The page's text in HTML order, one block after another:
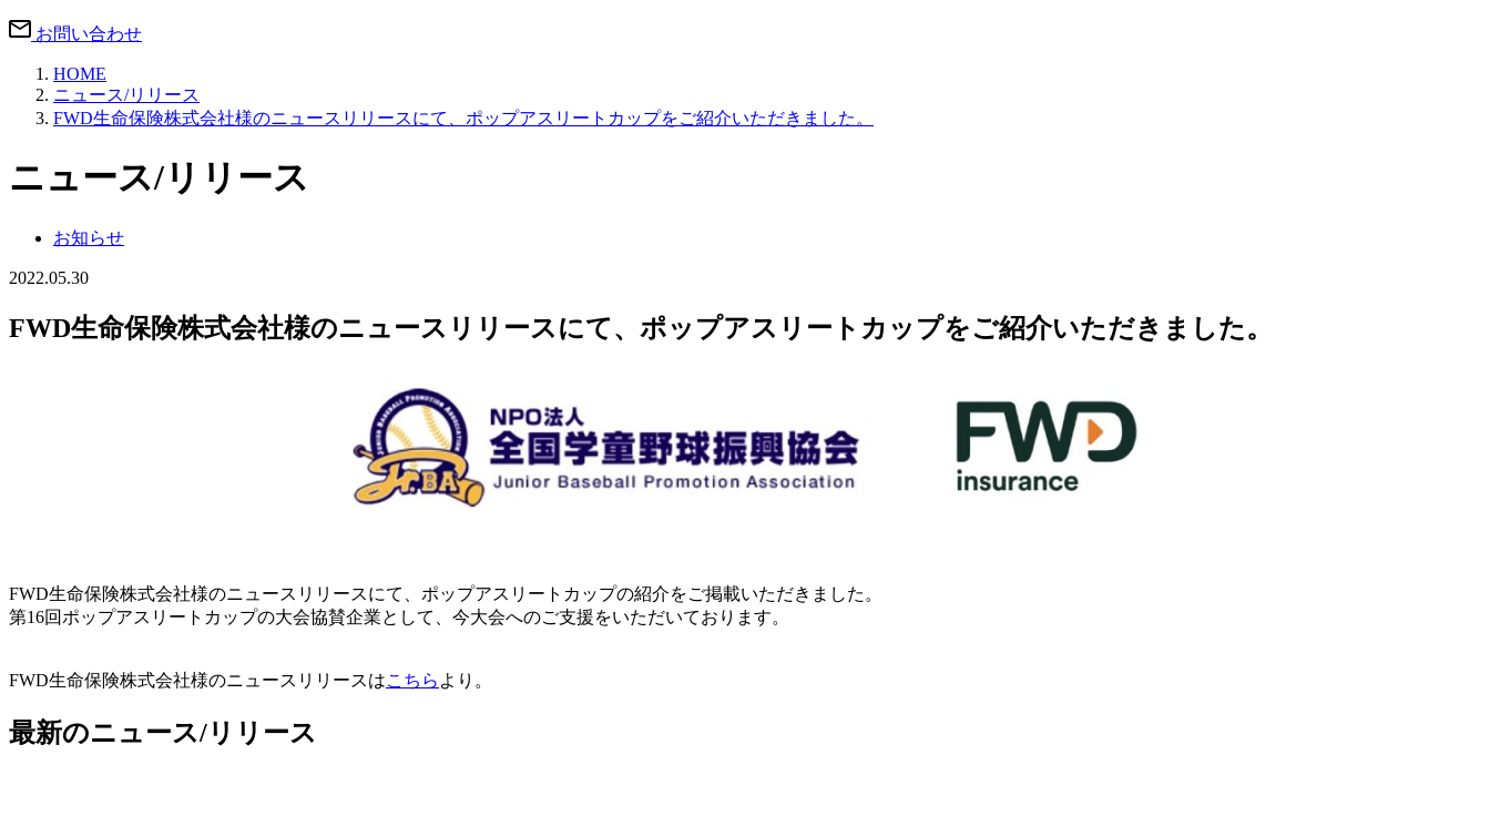
お問い合わせ
HOME
ニュース/リリース
FWD生命保険株式会社様のニュースリリースにて、ポップアスリートカップをご紹介いただきました。
ニュース/リリース
お知らせ
2022.05.30
FWD生命保険株式会社様のニュースリリースにて、ポップアスリートカップをご紹介いただきました。
FWD生命保険株式会社様のニュースリリースにて、ポップアスリートカップの紹介をご掲載いただきました。
第16回ポップアスリートカップの大会協賛企業として、今大会へのご支援をいただいております。
FWD生命保険株式会社様のニュースリリースはこちら より。
最新のニュース/リリース